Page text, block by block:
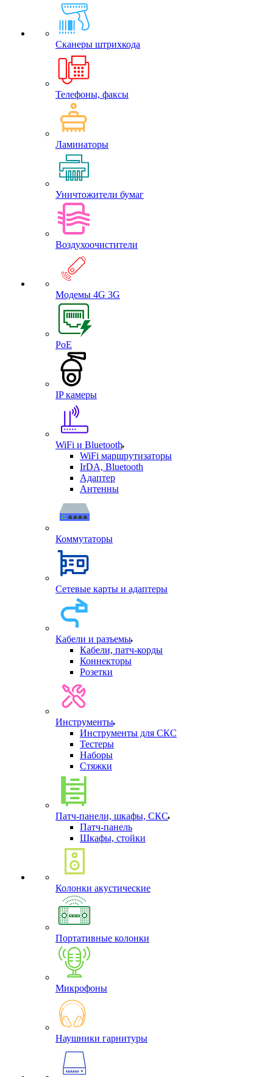
Сканеры штрихкода
Телефоны, факсы
Ламинаторы
Уничтожители бумаг
Воздухоочистители
Модемы 4G 3G
PoE
IP камеры
WiFi и Bluetooth
WiFi маршрутизаторы
IrDA, Bluetooth
Адаптер
Антенны
Коммутаторы
Сетевые карты и адаптеры
Кабели и разъемы
Кабели, патч-корды
Коннекторы
Розетки
Инструменты
Инструменты для СКС
Тестеры
Наборы
Стяжки
Патч-панели, шкафы, СКС
Патч-панель
Шкафы, стойки
Колонки акустические
Портативные колонки
Микрофоны
Наушники гарнитуры